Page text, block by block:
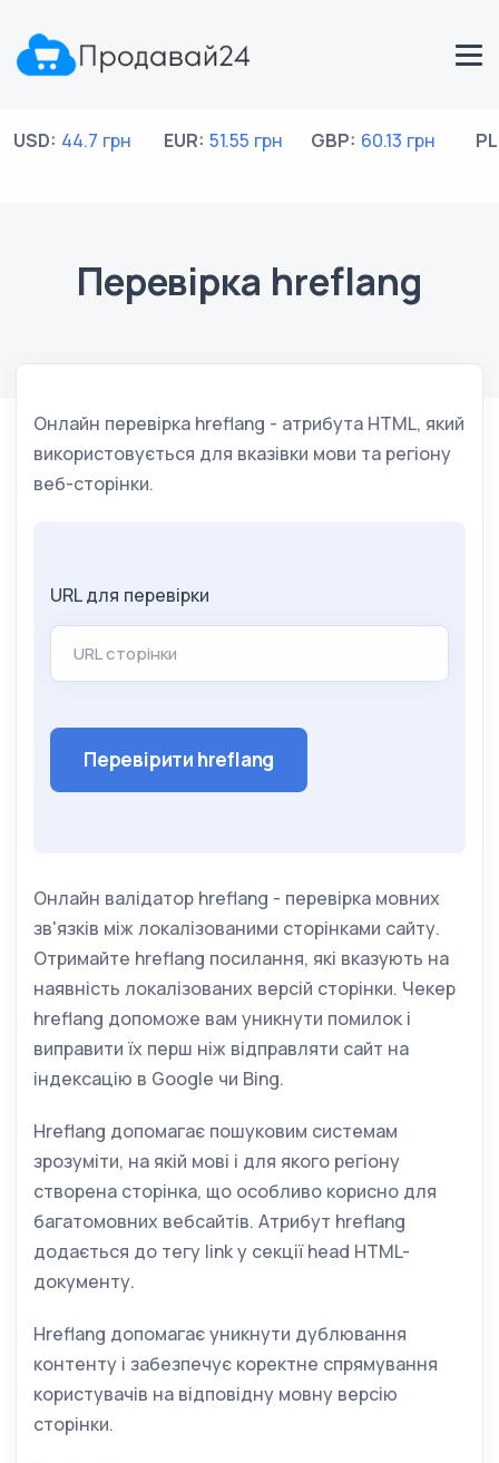
USD: 44.7 грн EUR: 51.55 грн GBP: 60.13 грн
Перевірка hreflang
Онлайн перевірка hreflang - атрибута HTML, який
використовується для вказівки мови та регіону
веб-сторінки.
URL для перевірки
Перевірити hreflang
Онлайн валідатор hreflang - перевірка мовних
зв'язків між локалізованими сторінками сайту.
Отримайте hreflang посилання, які вказують на
наявність локалізованих версій сторінки. Чекер
hreflang допоможе вам уникнути помилок і
виправити їх перш ніж відправляти сайт на
індексацію в Google чи Bing.
Hreflang допомагає пошуковим системам
зрозуміти, на якій мові і для якого регіону
створена сторінка, що особливо корисно для
багатомовних вебсайтів. Атрибут hreflang
додається до тегу link у секції head HTML-
документу.
Hreflang допомагає уникнути дублювання
контенту і забезпечує коректне спрямування
користувачів на відповідну мовну версію
сторінки.